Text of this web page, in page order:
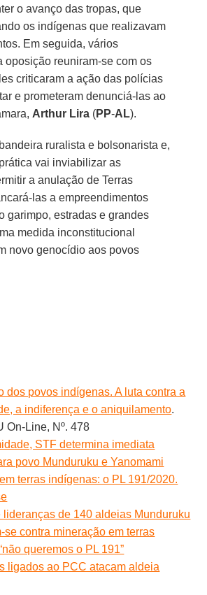
o avanço das tropas, que
os indígenas que realizavam
Em seguida, vários
oposição reuniram-se com os
criticaram a ação das polícias
e prometeram denunciá-las ao
Arthur Lira (PP-AL).
ruralista e bolsonarista e,
vai inviabilizar as
a anulação de Terras
las a empreendimentos
garimpo, estradas e grandes
medida inconstitucional
novo genocídio aos povos
dos povos indígenas. A luta contra a
a indiferença e o aniquilamento.
On-Line, Nº. 478
STF determina imediata
povo Munduruku e Yanomami
terras indígenas: o PL 191/2020.
lideranças de 140 aldeias Munduruku
se contra mineração em terras
queremos o PL 191”
ligados ao PCC atacam aldeia